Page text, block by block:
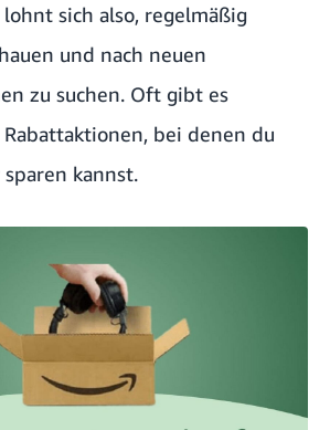
lohnt sich also, regelmäßig
und nach neuen
zu suchen. Oft gibt es
bei denen du
kannst.